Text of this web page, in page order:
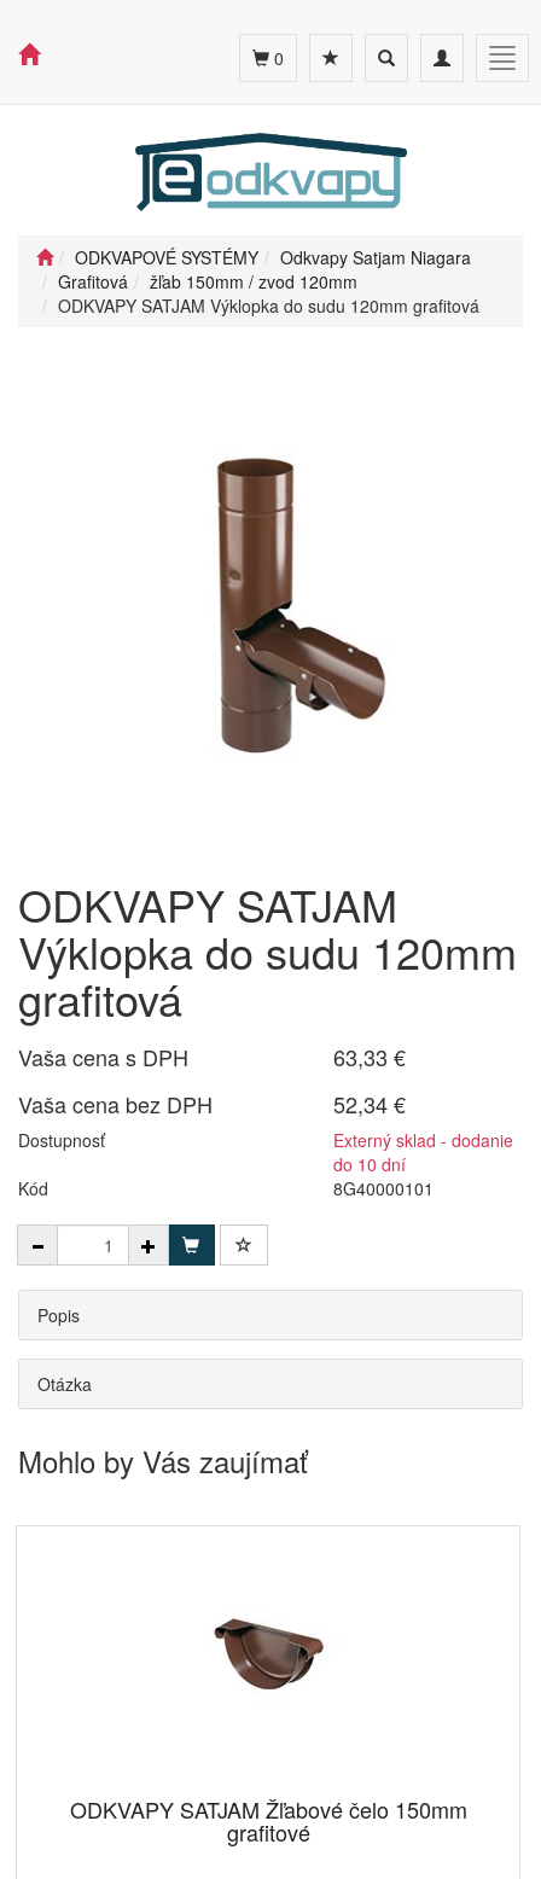
Toggle
navigation
Toggle
search
0
ODKVAPOVÉ SYSTÉMY
Odkvapy Satjam Niagara
Grafitová
žľab 150mm / zvod 120mm
ODKVAPY SATJAM Výklopka do sudu 120mm grafitová
ODKVAPY SATJAM
Výklopka do sudu 120mm
grafitová
Vaša cena s DPH
63,33 €
Vaša cena bez DPH
52,34 €
Dostupnosť
Externý sklad - dodanie
do 10 dní
Kód
8G40000101
Popis
Otázka
Mohlo by Vás zaujímať
ODKVAPY SATJAM Žľabové čelo 150mm
grafitové